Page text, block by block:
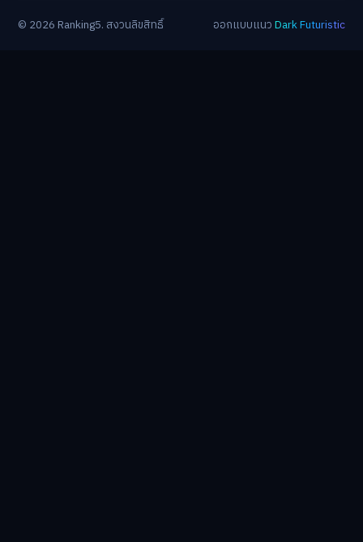
© 2026 Ranking5. สงวนลิขสิทธิ์
ออกแบบแนวDark Futuristic